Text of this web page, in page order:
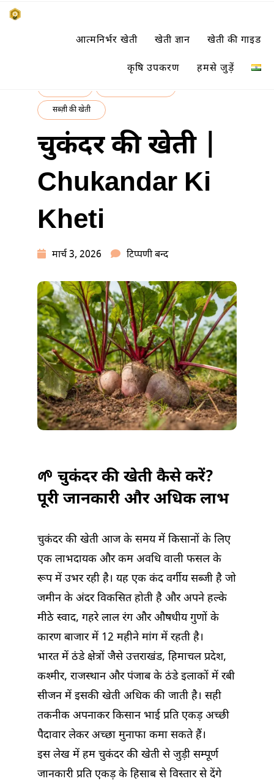
SUBSISTENCE FARMING
किसानों के साथ, किसानों के लिए
आत्मनिर्भर खेती खेती ज्ञान खेती की गाइड
कृषि उपकरण हमसे जुड़ें
सब्ज़ी की खेती
चुकंदर की खेती |
Chukandar Ki
Kheti
मार्च 3, 2026 टिप्पणी बन्दचुकंदर
खेती
|
CHUKANDAR
KI
KHETI
में
🌱 चुकंदर की खेती कैसे करें?
पूरी जानकारी और अधिक लाभ
चुकंदर की खेती आज के समय में किसानों के लिए
एक लाभदायक और कम अवधि वाली फसल के
रूप में उभर रही है। यह एक कंद वर्गीय सब्जी है जो
जमीन के अंदर विकसित होती है और अपने हल्के
मीठे स्वाद, गहरे लाल रंग और औषधीय गुणों के
कारण बाजार में 12 महीने मांग में रहती है।
भारत में ठंडे क्षेत्रों जैसे उत्तराखंड, हिमाचल प्रदेश,
कश्मीर, राजस्थान और पंजाब के ठंडे इलाकों में रबी
सीजन में इसकी खेती अधिक की जाती है। सही
तकनीक अपनाकर किसान भाई प्रति एकड़ अच्छी
पैदावार लेकर अच्छा मुनाफा कमा सकते हैं।
इस लेख में हम चुकंदर की खेती से जुड़ी सम्पूर्ण
जानकारी प्रति एकड़ के हिसाब से विस्तार से देंगे